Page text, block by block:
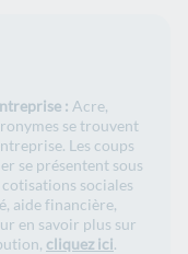
: Acre,
se trouvent
Les coups
se présentent sous
sociales
aide financière,
en savoir plus sur
cliquez ici.